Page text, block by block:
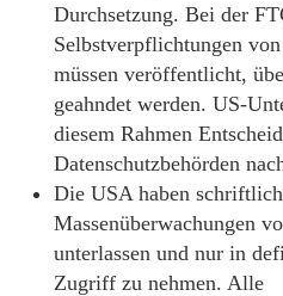
Durchsetzung. Bei der
Selbstverpflichtungen
müssen veröffentlicht,
geahndet werden. US-
diesem Rahmen
Datenschutzbehörden
Die USA haben
Massenüberwachungen
unterlassen und nur in
Zugriff zu nehmen. Alle